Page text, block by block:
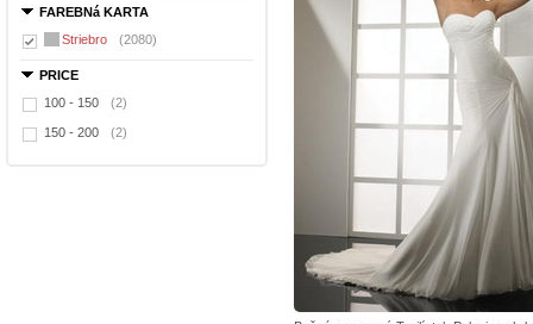
FAREBNá KARTA
Striebro
(2080)
PRICE
100 - 150
(2)
150 - 200 (2)